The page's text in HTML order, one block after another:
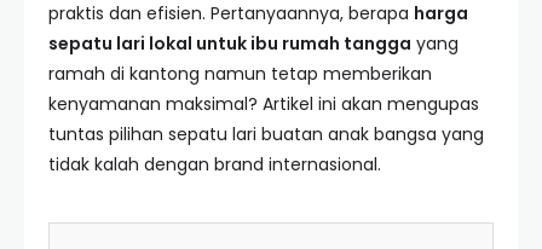
praktis dan efisien. Pertanyaannya, berapa harga
sepatu lari lokal untuk ibu rumah tangga yang
ramah di kantong namun tetap memberikan
kenyamanan maksimal? Artikel ini akan mengupas
tuntas pilihan sepatu lari buatan anak bangsa yang
tidak kalah dengan brand internasional.